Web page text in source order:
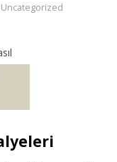
Uncategorized